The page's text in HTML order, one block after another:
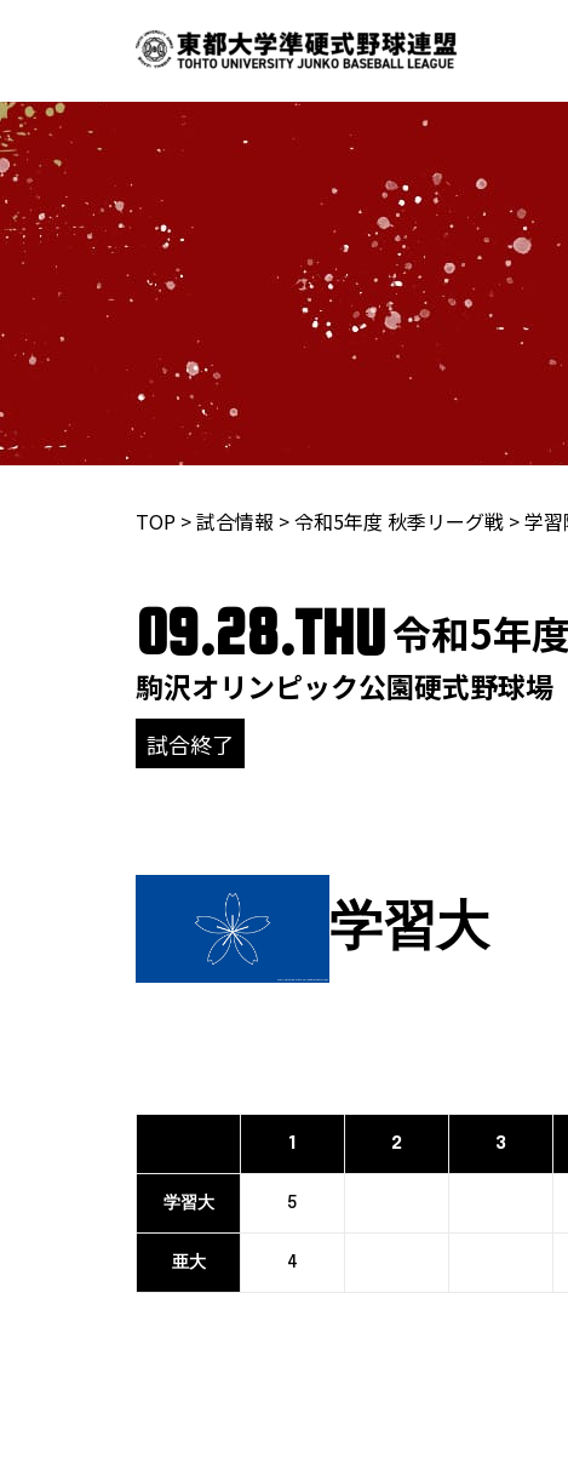
を
ス
キ
ッ
プ
TOP >試合情報 >令和5年度 秋季リーグ戦 >学習
09.28.THU令和5年
駒沢オリンピック公園硬式野球場
試合終了
学習大
1 2 3
学習大 5
亜大 4